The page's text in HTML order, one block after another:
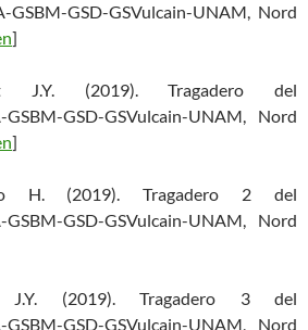
GSBM-GSD-GSVulcain-UNAM, Nord
]
J.Y. (2019). Tragadero del
GSD-GSVulcain-UNAM, Nord
]
H. (2019). Tragadero 2 del
GSD-GSVulcain-UNAM, Nord
(2019). Tragadero 3 del
GSD-GSVulcain-UNAM, Nord